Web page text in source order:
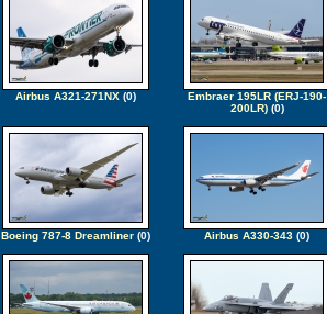
Airbus A321-271NX(0)
Embraer 195LR (ERJ-190-
200LR)(0)
Boeing 787-8 Dreamliner(0) Airbus A330-343 (0)